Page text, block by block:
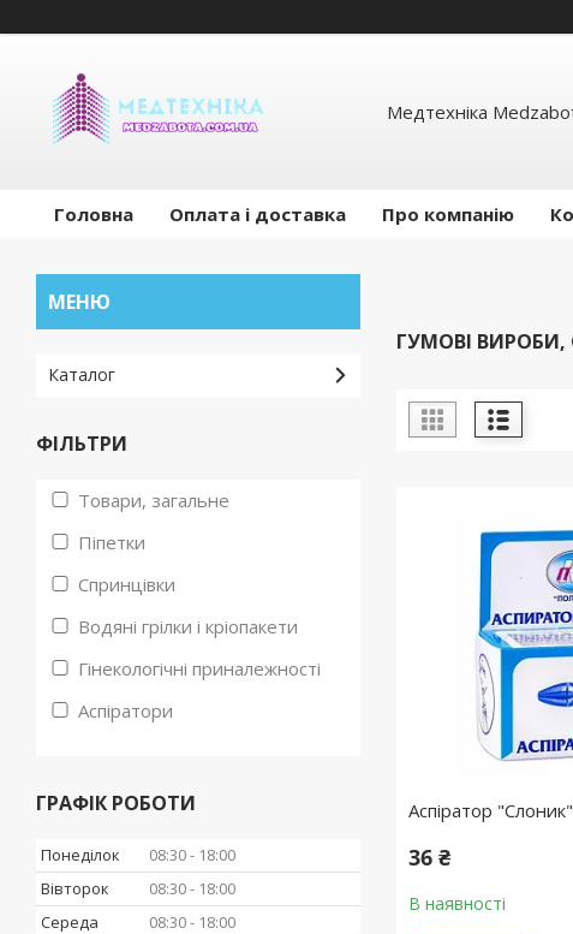
Медтехніка
Головна Оплата і доставка Про компанію
ГУМОВІ
Аспіратор
36 ₴
В наявності
Каталог
ФІЛЬТРИ
Товари, загальне
Піпетки
Спринцівки
Водяні грілки і кріопакети
Гінекологічні приналежності
Аспіратори
ГРАФІК РОБОТИ
Понеділок 08:30
18:00
Вівторок
08:30
18:00
Середа
08:30
18:00